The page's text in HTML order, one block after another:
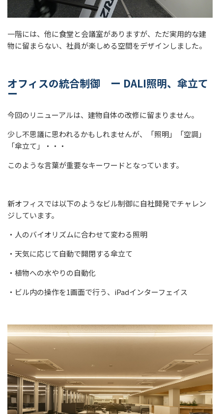
一階には、他に食堂と会議室がありますが、ただ実用的な建
物に留まらない、社員が楽しめる空間をデザインしました。
オフィスの統合制御 ー DALI照明、傘立て
ー
今回のリニューアルは、建物自体の改修に留まりません。
少し不思議に思われるかもしれませんが、「照明」「空調」
「傘立て」・・・
このような言葉が重要なキーワードとなっています。
新オフィスでは以下のようなビル制御に自社開発でチャレン
ジしています。
・人のバイオリズムに合わせて変わる照明
・天気に応じて自動で開閉する傘立て
・植物への水やりの自動化
・ビル内の操作を1画面で行う、 iPadインターフェイス